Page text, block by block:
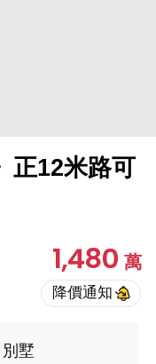
正12米路可
1,480萬
別墅